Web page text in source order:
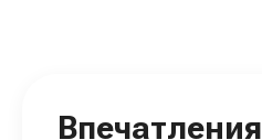
Впечатления